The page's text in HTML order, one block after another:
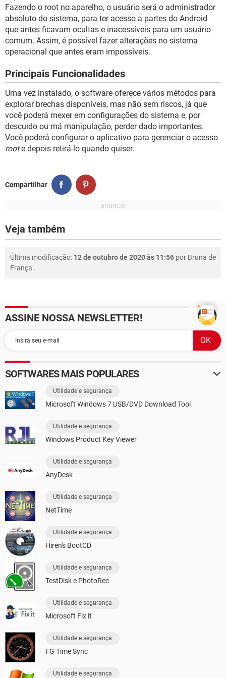
GUIA DE COMPRAS
Fazendo o root no aparelho, o usuário será o administrador
absoluto do sistema, para ter acesso a partes do Android
que antes ficavam ocultas e inacessíveis para um usuário
comum. Assim, é possível fazer alterações no sistema
operacional que antes eram impossíveis.
Principais Funcionalidades
Uma vez instalado, o software oferece vários métodos para
explorar brechas disponíveis, mas não sem riscos, já que
você poderá mexer em configurações do sistema e, por
descuido ou má manipulação, perder dado importantes.
Você poderá configurar o aplicativo para gerenciar o acesso
roote depois retirá-lo quando quiser.
Compartilhar
Veja também
Última modificação: 12 de outubro de 2020 às 11:56 por Bruna de
França .
ASSINE NOSSA NEWSLETTER!
SOFTWARES MAIS POPULARES
Utilidade e segurança
Microsoft Windows 7 USB/DVD Download Tool
Utilidade e segurança
Windows Product Key Viewer
Utilidade e segurança
AnyDesk
Utilidade e segurança
NetTime
Utilidade e segurança
Hiren's BootCD
Utilidade e segurança
TestDisk e PhotoRec
Utilidade e segurança
Microsoft Fix it
Utilidade e segurança
FG Time Sync
Utilidade e segurança